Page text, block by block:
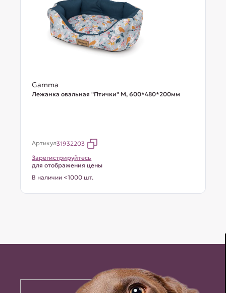
Gamma
Лежанка овальная "Птички" М, 600*480*200мм
Артикул31932203
Зарегистрируйтесь
для отображения цены
В наличии <1000 шт.